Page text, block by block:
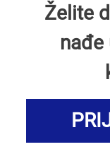
Želite
nađe